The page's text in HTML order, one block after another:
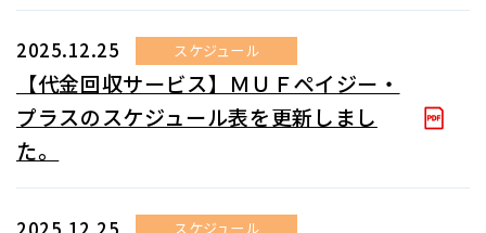
2025.12.25 スケジュール
【代金回収サービス】ＭＵＦペイジー・
プラスのスケジュール表を更新しまし
た。
スケジュール